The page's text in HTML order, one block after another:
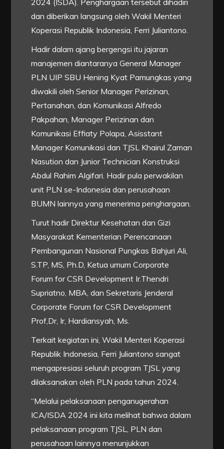
dan diberikan langsung oleh Wakil Menteri
Koperasi Republik Indonesia, Ferri Juliantono.
Hadir dalam ajang bergengsi itu jajaran
manajemen diantaranya General Manager
PLN UIP SBU Hening Kyat Pamungkas yang
diwakili oleh Senior Manager Perizinan,
Pertanahan, dan Komunikasi Alfredo
Pakpahan, Manager Perizinan dan
Komunikasi Effiaty Polapa, Asisstant
Manager Komunikasi dan TJSL Khairul Zaman
Nasution dan Junior Technician Konstruksi
Abdul Rahim Algifari. Hadir pula perwakilan
unit PLN se-Indonesia dan perusahaan
BUMN lainnya yang menerima penghargaan.
Turut hadir Direktur Kesehatan dan Gizi
Masyarakat Kementerian Perencanaan
Pembangunan Nasional Pungkas Bahjuri Ali,
S.TP, MS, Ph.D, Ketua umum Corporate
Forum for CSR Development Ir.Thendri
Supriatno, MBA, dan Sekretaris Jenderal
Corporate Forum for CSR Development
Prof,Dr, Ir, Hardiansyah, Ms.
Terkait kegiatan ini, Wakil Menteri Koperasi
Republik Indonesia, Ferri Juliantono sangat
mengapresiasi seluruh program TJSL yang
dilaksanakan oleh PLN pada tahun 2024.
“Melalui pelaksanaan penganugerahan
ICA/ISDA 2024 ini kita melihat bahwa dalam
pelaksanaan program TJSL, PLN dan
perusahaan lainnya menunjukkan